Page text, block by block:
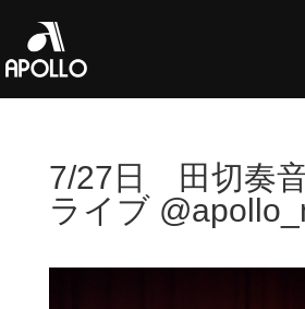
7/27日 田切奏
ライブ